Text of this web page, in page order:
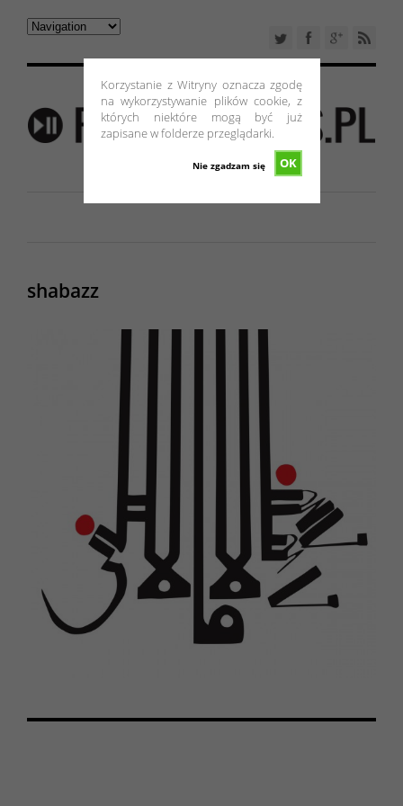
Korzystanie z Witryny oznacza zgodę
na wykorzystywanie plików cookie, z
których niektóre mogą być już
zapisane w folderze przeglądarki.
OK
Nie zgadzam się
shabazz